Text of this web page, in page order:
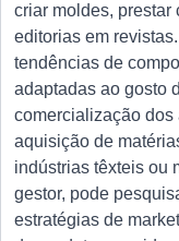
criar moldes, prestar
editorias em
tendências de
adaptadas ao gosto
comercialização
aquisição de
indústrias têxteis ou
gestor, pode
estratégias de